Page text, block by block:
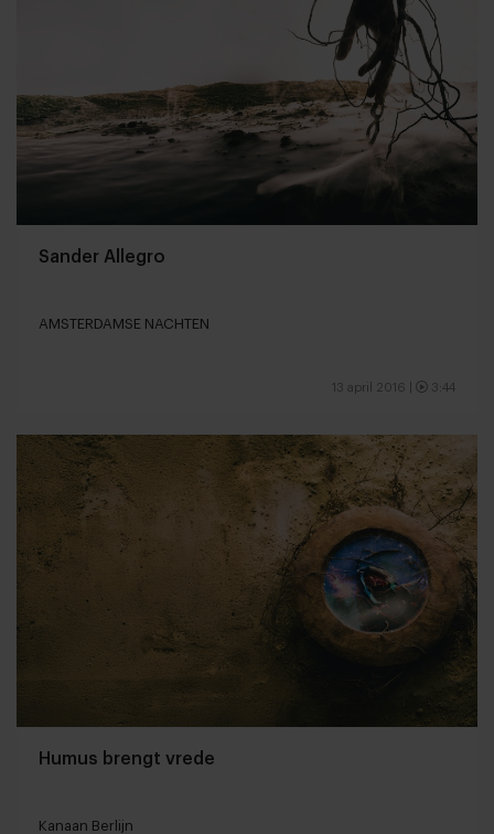
Sander Allegro
AMSTERDAMSE NACHTEN
13 april 2016 3:44
Humus brengt vrede
Kanaan Berlijn